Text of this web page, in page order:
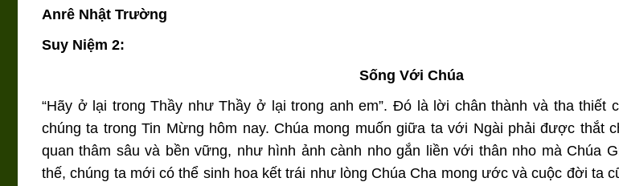
Anrê Nhật Trường
Suy Niệm 2:
Sống Với Chúa
“Hãy ở lại trong Thầy như Thầy ở lại trong anh em”. Đó là lời chân thành và tha thiết
chúng ta trong Tin Mừng hôm nay. Chúa mong muốn giữa ta với Ngài phải được thắt
quan thâm sâu và bền vững, như hình ảnh cành nho gắn liền với thân nho mà Chúa
thế, chúng ta mới có thể sinh hoa kết trái như lòng Chúa Cha mong ước và cuộc đời ta